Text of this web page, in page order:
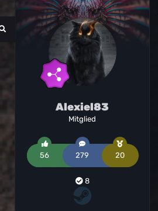
Alexiel83
Mitglied
56 279 20
8